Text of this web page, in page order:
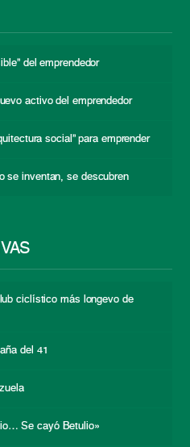
del emprendedor
activo del emprendedor
social” para emprender
se inventan, se descubren
ciclístico más longevo de
del 41
Se cayó Betulio»